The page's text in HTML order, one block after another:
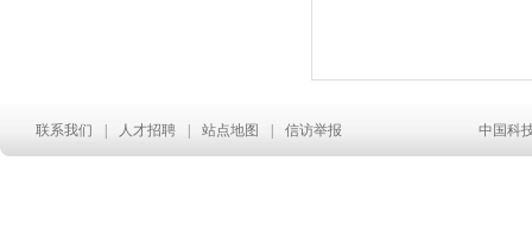
联系我们 人才招聘 站点地图 信访举报 中国科